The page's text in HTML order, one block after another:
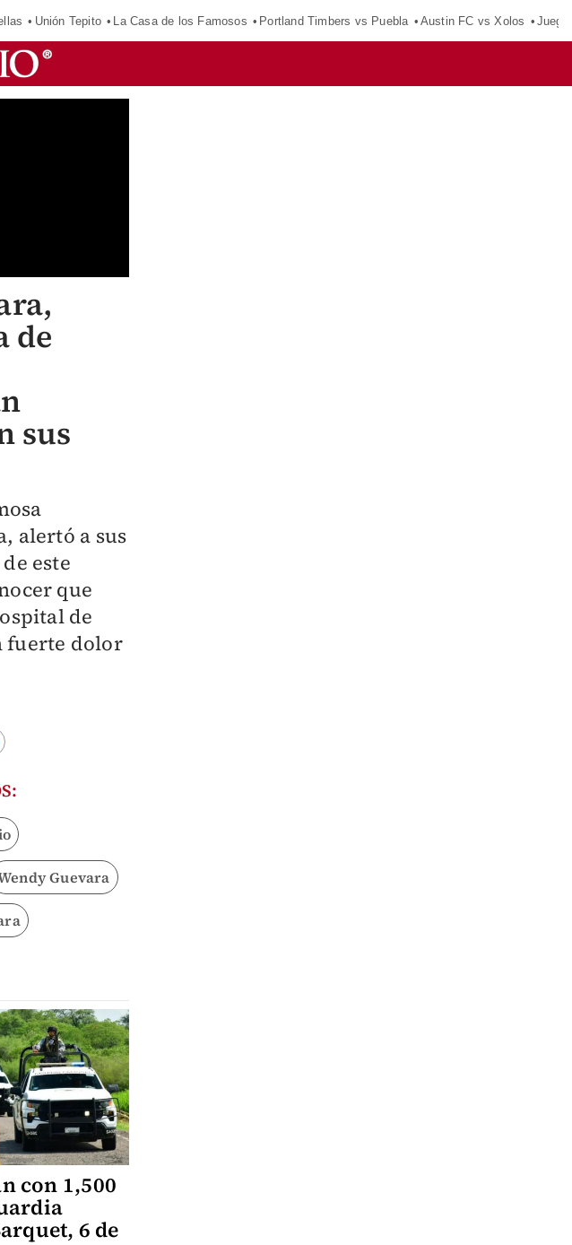
Unión Tepito La Casa de los Famosos Portland Timbers vs Puebla Austin FC vs Xolos
de
sus
alertó a sus
este
que
de
fuerte dolor
Guevara
con 1,500
6 de